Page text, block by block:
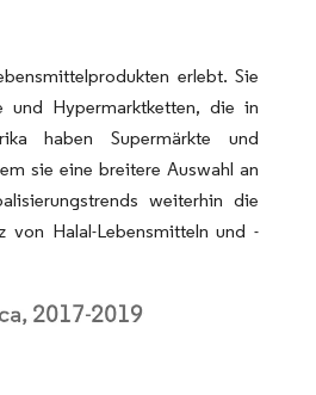
erlebt. Sie
und Hypermarktketten, die in
haben Supermärkte und
sie eine breitere Auswahl an
weiterhin die
von Halal-Lebensmitteln und -